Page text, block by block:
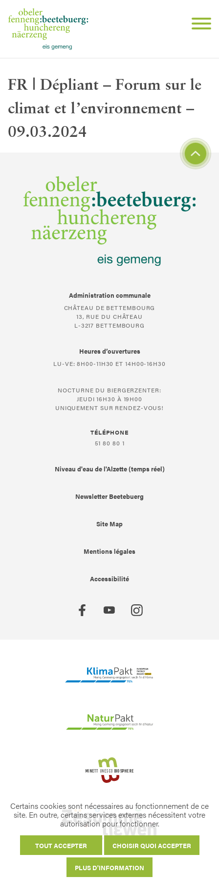
FR | Dépliant – Forum sur le
climat et l’environnement –
09.03.2024
Administration communale
CHÂTEAU DE BETTEMBOURG
13, RUE DU CHÂTEAU
L-3217 BETTEMBOURG
Heures d’ouvertures
LU-VE: 8H00-11H30 ET 14H00-16H30
NOCTURNE DU BIERGERZENTER:
JEUDI 16H30 À 19H00
UNIQUEMENT SUR RENDEZ-VOUS!
TÉLÉPHONE
51 80 80 1
Niveau d'eau de l'Alzette (temps réel)
Newsletter Beetebuerg
Site Map
Mentions légales
Accessibilité
Certains cookies sont nécessaires au fonctionnement de ce
site. En outre, certains services externes nécessitent votre
autorisation pour fonctionner.
TOUT ACCEPTER CHOISIR QUOI ACCEPTER
PLUS D'INFORMATION